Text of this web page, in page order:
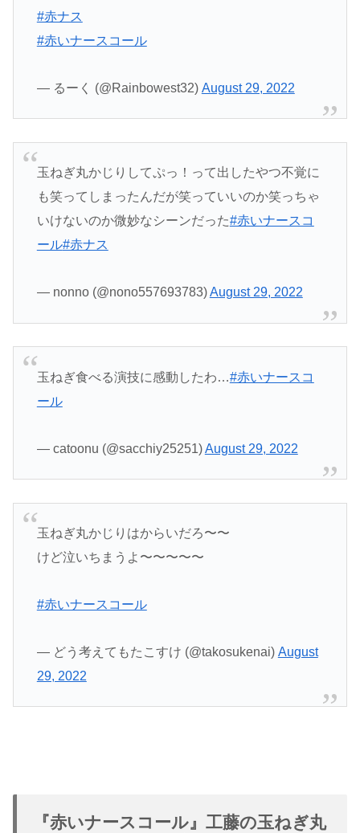
#赤ナス
#赤いナースコール
— るーく (@Rainbowest32) August 29, 2022
玉ねぎ丸かじりしてぷっ！って出したやつ不覚に
も笑ってしまったんだが笑っていいのか笑っちゃ
いけないのか微妙なシーンだった#赤いナースコ
ール#赤ナス
— nonno (@nono557693783)August 29, 2022
玉ねぎ食べる演技に感動したわ…#赤いナースコ
ール
— catoonu (@sacchiy25251)August 29, 2022
玉ねぎ丸かじりはからいだろ〜〜
けど泣いちまうよ〜〜〜〜〜
#赤いナースコール
— どう考えてもたこすけ (@takosukenai) August
29, 2022
『赤いナースコール』工藤の玉ねぎ丸